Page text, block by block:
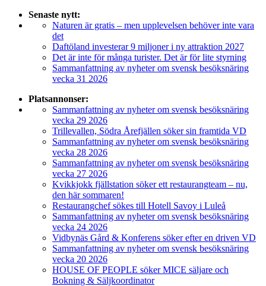
Senaste nytt:
Naturen är gratis – men upplevelsen behöver inte vara
det
Daftöland investerar 9 miljoner i ny attraktion 2027
Det är inte för många turister. Det är för lite styrning
Sammanfattning av nyheter om svensk besöksnäring
vecka 31 2026
Platsannonser:
Sammanfattning av nyheter om svensk besöksnäring
vecka 29 2026
Trillevallen, Södra Årefjällen söker sin framtida VD
Sammanfattning av nyheter om svensk besöksnäring
vecka 28 2026
Sammanfattning av nyheter om svensk besöksnäring
vecka 27 2026
Kvikkjokk fjällstation söker ett restaurangteam – nu,
den här sommaren!
Restaurangchef sökes till Hotell Savoy i Luleå
Sammanfattning av nyheter om svensk besöksnäring
vecka 24 2026
Vidbynäs Gård & Konferens söker efter en driven VD
Sammanfattning av nyheter om svensk besöksnäring
vecka 20 2026
HOUSE OF PEOPLE söker MICE säljare och
Bokning & Säljkoordinator